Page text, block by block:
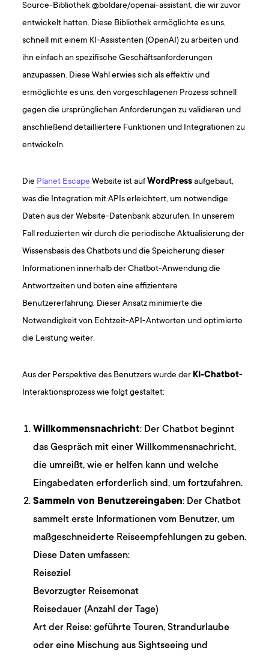
Source-Bibliothek @boldare/openai-assistant, die wir zuvor
entwickelt hatten. Diese Bibliothek ermöglichte es uns,
schnell mit einem KI-Assistenten (OpenAI) zu arbeiten und
ihn einfach an spezifische Geschäftsanforderungen
anzupassen. Diese Wahl erwies sich als effektiv und
ermöglichte es uns, den vorgeschlagenen Prozess schnell
gegen die ursprünglichen Anforderungen zu validieren und
anschließend detailliertere Funktionen und Integrationen zu
entwickeln.
Die Planet Escape Website ist aufWordPressaufgebaut,
was die Integration mit APIs erleichtert, um notwendige
Daten aus der Website-Datenbank abzurufen. In unserem
Fall reduzierten wir durch die periodische Aktualisierung der
Wissensbasis des Chatbots und die Speicherung dieser
Informationen innerhalb der Chatbot-Anwendung die
Antwortzeiten und boten eine effizientere
Benutzererfahrung. Dieser Ansatz minimierte die
Notwendigkeit von Echtzeit-API-Antworten und optimierte
die Leistung weiter.
Aus der Perspektive des Benutzers wurde der KI-Chatbot-
Interaktionsprozess wie folgt gestaltet:
Willkommensnachricht: Der Chatbot beginnt
das Gespräch mit einer Willkommensnachricht,
die umreißt, wie er helfen kann und welche
Eingabedaten erforderlich sind, um fortzufahren.
Sammeln von Benutzereingaben: Der Chatbot
sammelt erste Informationen vom Benutzer, um
maßgeschneiderte Reiseempfehlungen zu geben.
Diese Daten umfassen:
Reiseziel
Bevorzugter Reisemonat
Reisedauer (Anzahl der Tage)
Art der Reise: geführte Touren, Strandurlaube
oder eine Mischung aus Sightseeing und